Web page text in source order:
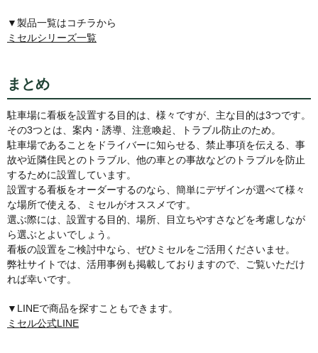
▼製品一覧はコチラから
ミセルシリーズ一覧
まとめ
駐車場に看板を設置する目的は、様々ですが、主な目的は3つです。
その3つとは、案内・誘導、注意喚起、トラブル防止のため。
駐車場であることをドライバーに知らせる、禁止事項を伝える、事
故や近隣住民とのトラブル、他の車との事故などのトラブルを防止
するために設置しています。
設置する看板をオーダーするのなら、簡単にデザインが選べて様々
な場所で使える、ミセルがオススメです。
選ぶ際には、設置する目的、場所、目立ちやすさなどを考慮しなが
ら選ぶとよいでしょう。
看板の設置をご検討中なら、ぜひミセルをご活用くださいませ。
弊社サイトでは、活用事例も掲載しておりますので、ご覧いただけ
れば幸いです。
▼LINEで商品を探すこともできます。
ミセル公式LINE